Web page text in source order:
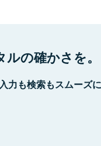
の確かさを。
力も検索もスムーズ